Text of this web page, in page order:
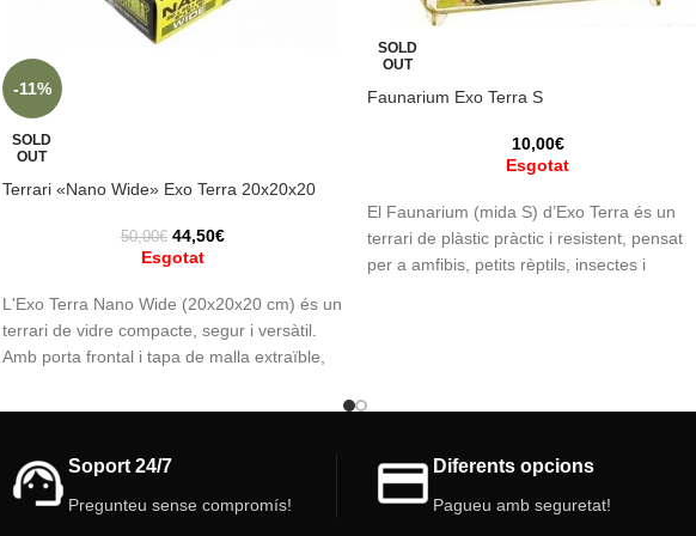
-11%
SOLD
OUT
Terrari «Nano Wide» Exo Terra 20x20x20
50,00€ 44,50€
Esgotat
L'Exo Terra Nano Wide (20x20x20 cm) és un
terrari de vidre compacte, segur i versàtil.
Amb porta frontal i tapa de malla extraïble,
per a petits rèptils, mantis, isòpodes,
SOLD
OUT
Faunarium Exo Terra S
10,00€
Esgotat
El Faunarium (mida S) d’Exo Terra és un
terrari de plàstic pràctic i resistent, pensat
per a amfibis, petits rèptils, insectes i
23 x 15,5 x 17 (cm).
Soport 24/7
Pregunteu sense compromís!
Diferents opcions
Pagueu amb seguretat!